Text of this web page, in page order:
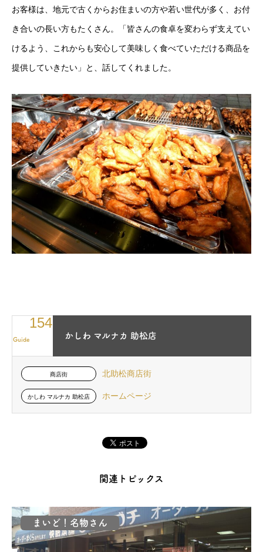
お客様は、地元で古くからお住まいの方や若い世代が多く、お付
き合いの長い方もたくさん。「皆さんの食卓を変わらず支えてい
けるよう、これからも安心して美味しく食べていただける商品を
提供していきたい」と、話してくれました。
Guide
154
かしわ マルナカ 助松店
商店街 北助松商店街
かしわ マルナカ 助松店 ホームページ
関連トピックス
まいど！名物さん